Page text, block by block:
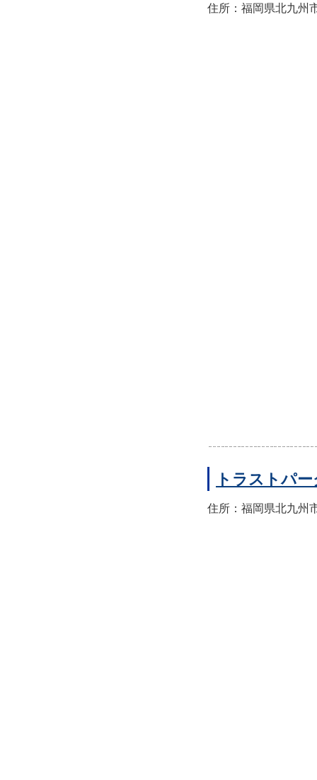
住所：福岡県北九州
トラストパ
住所：福岡県北九州